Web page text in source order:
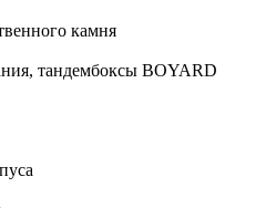
камня
тандембоксы BOYARD